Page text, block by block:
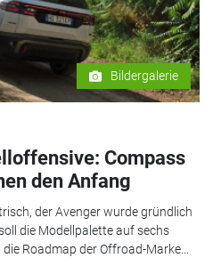
Bildergalerie
Compass
den Anfang
der Avenger wurde gründlich
die Modellpalette auf sechs
Roadmap der Offroad-Marke...